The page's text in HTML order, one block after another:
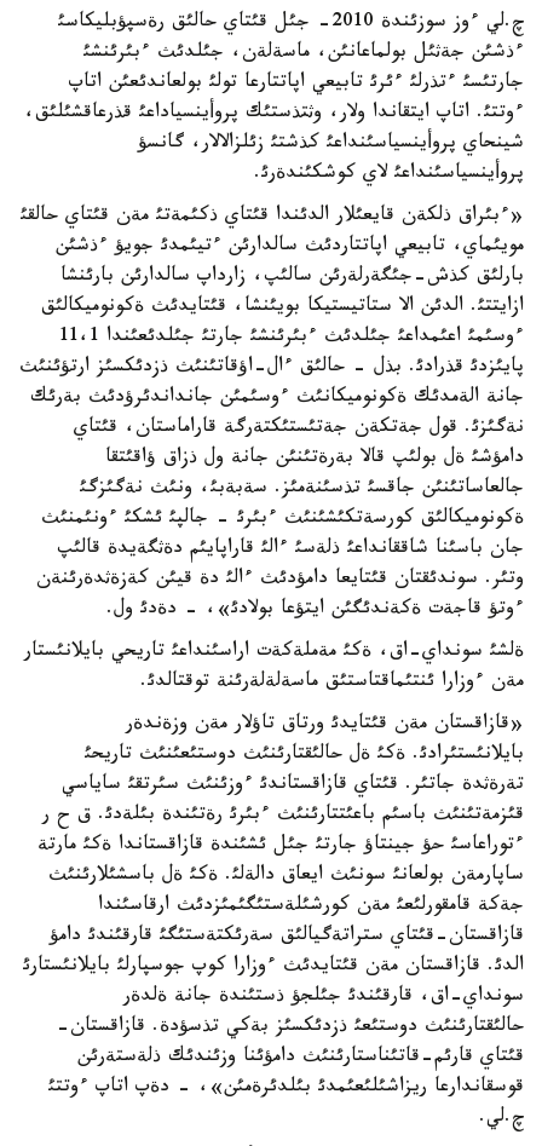
چ.لي ءوز سوزئندة 2010- جئل قئتاي حالئق رةسپؤبليكاسئ
ءذشئن جةثئل بولماعانئن، ماسةلةن، جئلدئث ءبئرئنشئ
جارتئسئ ءتذرلئ ءئرئ تابيعي اپاتتارعا تولئ بولعاندئعئن اتاپ
ءوتتئ. اتاپ ايتقاندا ولار، وثتذستئك پروأينسياداعئ قذرعاقشئلئق،
شينحاي پروأينسياسئنداعئ كذشتئ زئلزالالار، گانسؤ
پروأينسياسئنداعئ لاي كوشكئندةرئ.
«ءبئراق ذلكةن قايعئلار الدئندا قئتاي ذكئمةتئ مةن قئتاي حالقئ
مويئماي، تابيعي اپاتتاردئث سالدارئن ءتيئمدئ جويؤ ءذشئن
بارلئق كذش-جئگةرلةرئن سالئپ، زارداپ سالدارئن بارئنشا
ازايتتئ. الدئن الا ستاتيستيكا بويئنشا، قئتايدئث ةكونوميكالئق
ءوسئمئ اعئمداعئ جئلدئث ءبئرئنشئ جارتئ جئلدئعئندا 11،1
پايئزدئ قذرادئ. بذل - حالئق ءال-اؤقاتئنئث ذزدئكسئز ارتؤئنئث
جانة الةمدئك ةكونوميكانئث ءوسئمئن جانداندئرؤدئث بةرئك
نةگئزئ. قول جةتكةن جةتئستئكتةرگة قاراماستان، قئتاي
دامؤشئ ةل بولئپ قالا بةرةتئنئن جانة ول ذزاق ؤاقئتقا
جالعاساتئنئن جاقسئ تذسئنةمئز. سةبةبئ، ونئث نةگئزگئ
ةكونوميكالئق كورسةتكئشئنئث ءبئرئ - جالپئ ئشكئ ءونئمنئث
جان باسئنا شاققانداعئ ذلةسئ ءالئ قاراپايئم دةثگةيدة قالئپ
وتئر. سوندئقتان قئتايعا دامؤدئث ءالئ دة قيئن كةزةثدةرئنةن
ءوتؤ قاجةت ةكةندئگئن ايتؤعا بولادئ»، - دةدئ ول.
ةلشئ سونداي-اق، ةكئ مةملةكةت اراسئنداعئ تاريحي بايلانئستار
مةن ءوزارا ئنتئماقتاستئق ماسةلةلةرئنة توقتالدئ.
«قازاقستان مةن قئتايدئ ورتاق تاؤلار مةن وزةندةر
بايلانئستئرادئ. ةكئ ةل حالئقتارئنئث دوستئعئنئث تاريحئ
تةرةثدة جاتئر. قئتاي قازاقستاندئ ءوزئنئث سئرتقئ ساياسي
قئزمةتئنئث باسئم باعئتتارئنئث ءبئرئ رةتئندة بئلةدئ. ق ح ر
ءتوراعاسئ حؤ جينتاؤ جارتئ جئل ئشئندة قازاقستاندا ةكئ مارتة
ساپارمةن بولعانئ سونئث ايعاق دالةلئ. ةكئ ةل باسشئلارئنئث
جةكة قامقورلئعئ مةن كورشئلةستئگئمئزدئث ارقاسئندا
قازاقستان-قئتاي ستراتةگيالئق سةرئكتةستئگئ قارقئندئ دامؤ
الدئ. قازاقستان مةن قئتايدئث ءوزارا كوپ جوسپارلئ بايلانئستارئ
سونداي-اق، قارقئندئ جئلجؤ ذستئندة جانة ةلدةر
حالئقتارئنئث دوستئعئ ذزدئكسئز بةكي تذسؤدة. قازاقستان-
قئتاي قارئم-قاتئناستارئنئث دامؤئنا وزئندئك ذلةستةرئن
قوسقاندارعا ريزاشئلئعئمدئ بئلدئرةمئن»، - دةپ اتاپ ءوتتئ
چ.لي.